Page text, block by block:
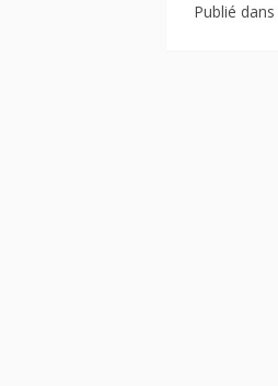
Publié dans